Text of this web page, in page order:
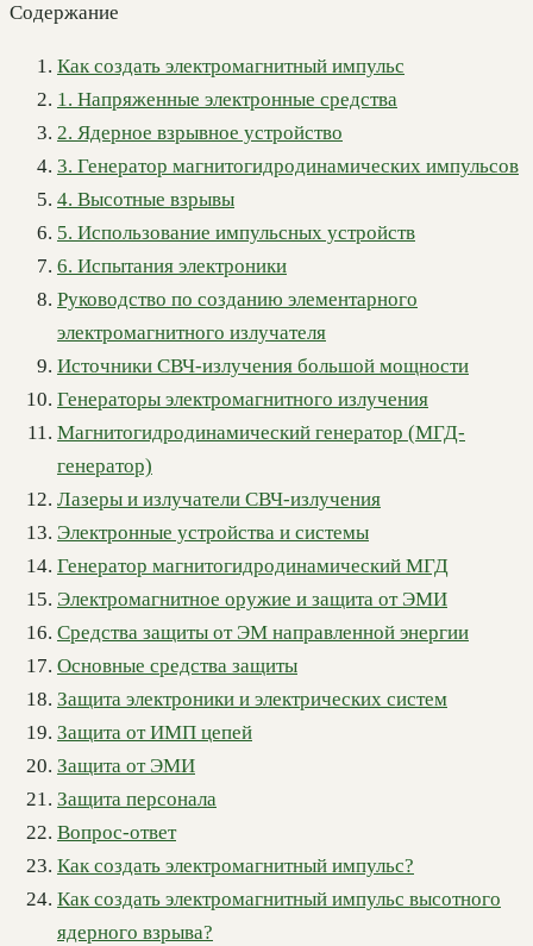
Содержание
Как создать электромагнитный импульс
1. Напряженные электронные средства
2. Ядерное взрывное устройство
3. Генератор магнитогидродинамических импульсов
4. Высотные взрывы
5. Использование импульсных устройств
6. Испытания электроники
Руководство по созданию элементарного
электромагнитного излучателя
Источники СВЧ-излучения большой мощности
Генераторы электромагнитного излучения
Магнитогидродинамический генератор (МГД-
генератор)
Лазеры и излучатели СВЧ-излучения
Электронные устройства и системы
Генератор магнитогидродинамический МГД
Электромагнитное оружие и защита от ЭМИ
Средства защиты от ЭМ направленной энергии
Основные средства защиты
Защита электроники и электрических систем
Защита от ИМП цепей
Защита от ЭМИ
Защита персонала
Вопрос-ответ
Как создать электромагнитный импульс?
Как создать электромагнитный импульс высотного
ядерного взрыва?